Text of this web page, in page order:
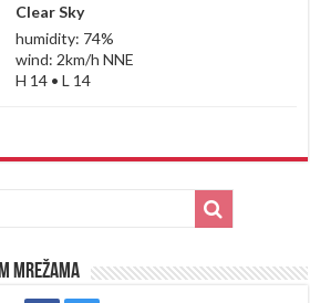
Clear Sky
humidity: 74%
wind: 2km/h NNE
H 14 • L 14
mrežama